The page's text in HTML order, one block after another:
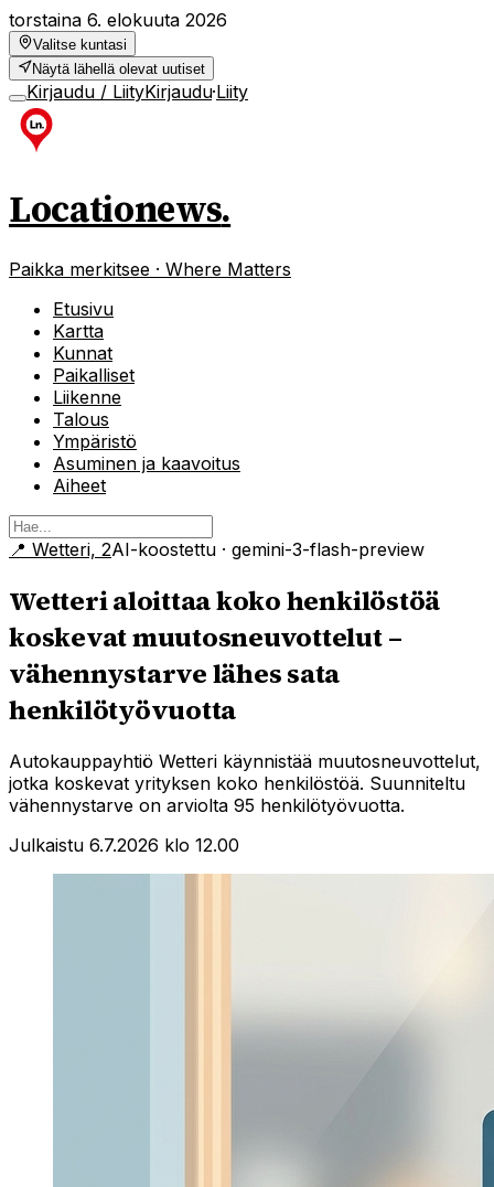
torstaina 6. elokuuta 2026
Valitse kuntasi
Näytä lähellä olevat uutiset
Kirjaudu / LiityKirjaudu·Liity
Locationews.
Paikka merkitsee · Where Matters
Etusivu
Kartta
Kunnat
Paikalliset
Liikenne
Talous
Ympäristö
Asuminen ja kaavoitus
Aiheet
📍 Wetteri, 2AI-koostettu · gemini-3-flash-preview
Wetteri aloittaa koko henkilöstöä
koskevat muutosneuvottelut –
vähennystarve lähes sata
henkilötyövuotta
Autokauppayhtiö Wetteri käynnistää muutosneuvottelut,
jotka koskevat yrityksen koko henkilöstöä. Suunniteltu
vähennystarve on arviolta 95 henkilötyövuotta.
Julkaistu 6.7.2026 klo 12.00